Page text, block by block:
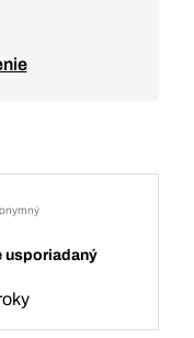
usporiadaný